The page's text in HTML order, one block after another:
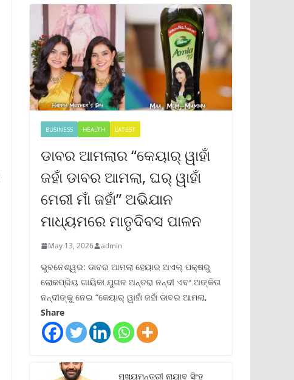
BUSINESS HEALTH LATEST
ଡାବର ଆମଲାର “କେୟାର୍ ୱାହାଁ
ଜହାଁ ଡାବର ଆମଲା, ଘର୍ ୱାହାଁ
ମେରୀ ମାଁ ଜହାଁ” ଅଭିଯାନ
ମାଧ୍ୟମରେ ମାତୃଦିବସ ପାଳନ
May 13, 2026 admin
ଭୁବନେଶ୍ୱର: ଡାବର ଆମଲା ହେୟାର ଅଏଲ୍ ପକ୍ଷରୁ
ଲୋକପ୍ରିୟ ଗାୟିକା ଯୁଗଳ ଅନ୍ତରା ନନ୍ଦୀ ଏବଂ ଅଙ୍କିତା
ନନ୍ଦୀଙ୍କୁ ନେଇ “କେୟାର୍ ୱାହାଁ ଜହାଁ ଡାବର ଆମଲା,
Share
ମୁଖ୍ୟମନ୍ତ୍ରୀ ନାୟାବ ସିଂହ